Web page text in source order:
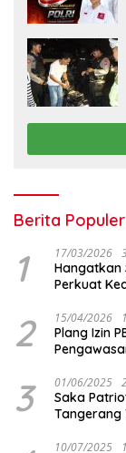
Berita Populer
1 17/03/2026
Hangatkan
Perkuat
2 15/04/2026
Plang Izin
3 01/06/2025
Saka
Tangerang
10/07/2025